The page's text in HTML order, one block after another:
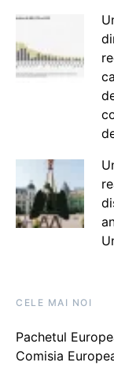
CELE MAI NOI
Pachetul
Comisia